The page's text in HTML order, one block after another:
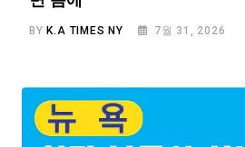
BYK.A TIMES NY 7월 31, 2026